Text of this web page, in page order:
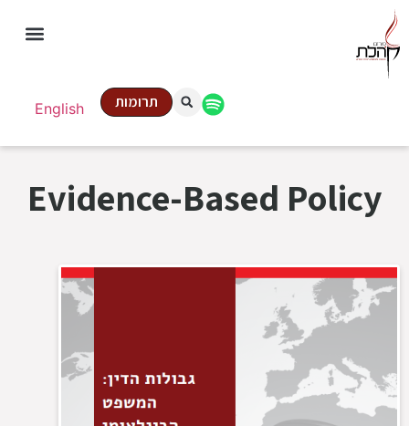
English תרומות
Evidence-Based Policy